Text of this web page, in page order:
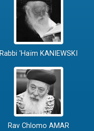
Rabbi 'Haïm KANIEWSKI
Rav Chlomo AMAR